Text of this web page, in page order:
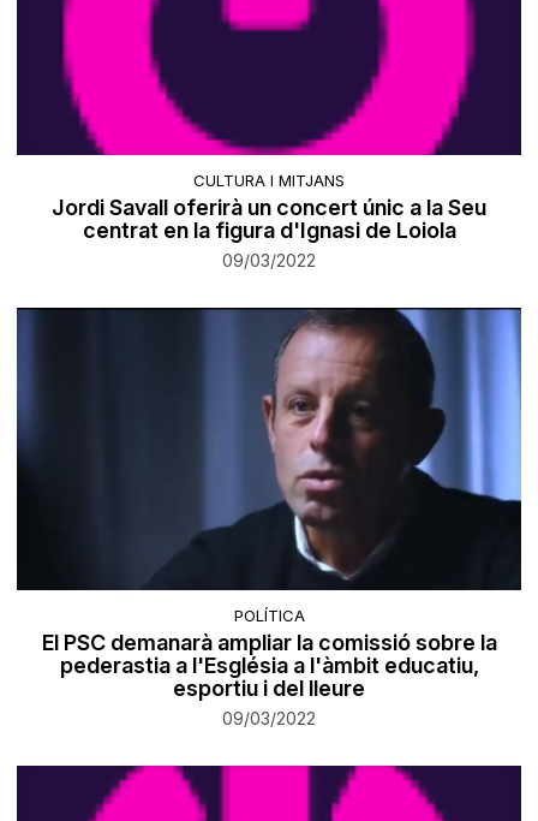
CULTURA I MITJANS
Jordi Savall oferirà un concert únic a la Seu
centrat en la figura d'Ignasi de Loiola
09/03/2022
POLÍTICA
El PSC demanarà ampliar la comissió sobre la
pederastia a l'Església a l'àmbit educatiu,
esportiu i del lleure
09/03/2022